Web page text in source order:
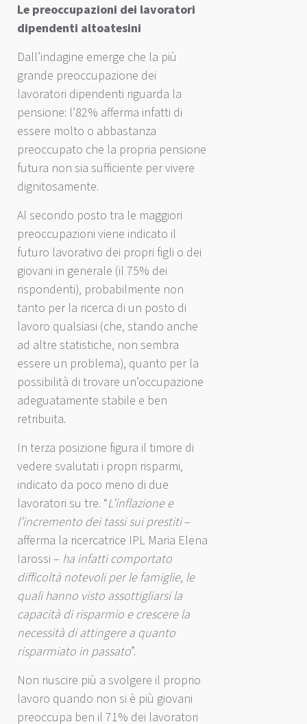
Le preoccupazioni dei lavoratori
dipendenti altoatesini
Dall’indagine emerge che la più
grande preoccupazione dei
lavoratori dipendenti riguarda la
pensione: l’82% afferma infatti di
essere molto o abbastanza
preoccupato che la propria pensione
futura non sia sufficiente per vivere
dignitosamente.
Al secondo posto tra le maggiori
preoccupazioni viene indicato il
futuro lavorativo dei propri figli o dei
giovani in generale (il 75% dei
rispondenti), probabilmente non
tanto per la ricerca di un posto di
lavoro qualsiasi (che, stando anche
ad altre statistiche, non sembra
essere un problema), quanto per la
possibilità di trovare un’occupazione
adeguatamente stabile e ben
retribuita.
In terza posizione figura il timore di
vedere svalutati i propri risparmi,
indicato da poco meno di due
lavoratori su tre. “L’inflazione e
l’incremento dei tassi sui prestiti–
afferma la ricercatrice IPL Maria Elena
Iarossi – ha infatti comportato
difficoltà notevoli per le famiglie, le
quali hanno visto assottigliarsi la
capacità di risparmio e crescere la
necessità di attingere a quanto
risparmiato in passato”.
Non riuscire più a svolgere il proprio
lavoro quando non si è più giovani
preoccupa ben il 71% dei lavoratori